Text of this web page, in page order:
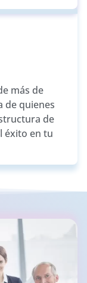
más de
de quienes
de
éxito en tu